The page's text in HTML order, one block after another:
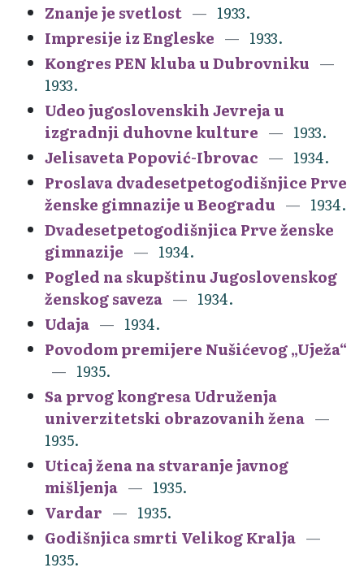
Znanje je svetlost
1933.
Impresije iz Engleske
1933.
Kongres PEN kluba u Dubrovniku
1933.
Udeo jugoslovenskih Jevreja u
izgradnji duhovne kulture
1933.
Jelisaveta Popović-Ibrovac
1934.
Proslava dvadesetpetogodišnjice Prve
ženske gimnazije u Beogradu
1934.
Dvadesetpetogodišnjica Prve ženske
gimnazije
1934.
Pogled na skupštinu Jugoslovenskog
ženskog saveza
1934.
Udaja
1934.
Povodom premijere Nušićevog „Uježa“
1935.
Sa prvog kongresa Udruženja
univerzitetski obrazovanih žena
1935.
Uticaj žena na stvaranje javnog
mišljenja
1935.
Vardar
1935.
Godišnjica smrti Velikog Kralja
1935.